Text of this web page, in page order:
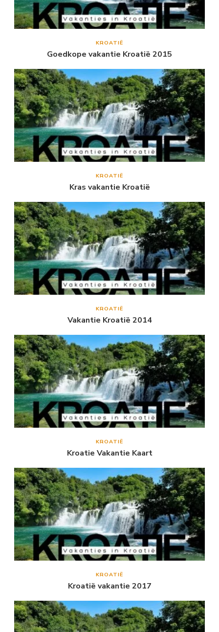
KROATIË
Goedkope vakantie Kroatië 2015
KROATIË
Kras vakantie Kroatië
KROATIË
Vakantie Kroatië 2014
KROATIË
Kroatie Vakantie Kaart
KROATIË
Kroatië vakantie 2017